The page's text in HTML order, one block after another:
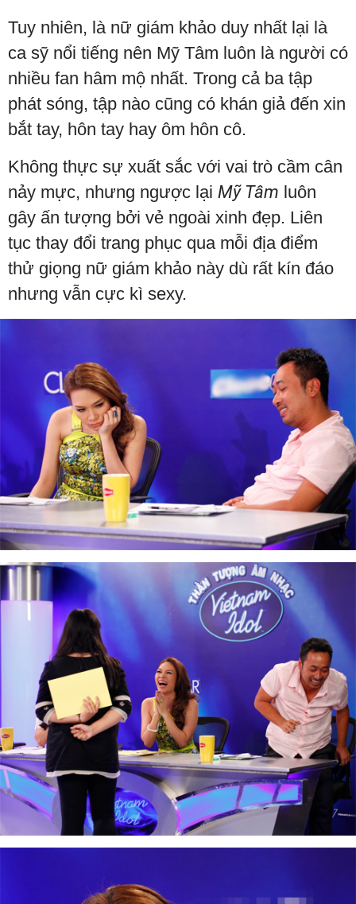
Tuy nhiên, là nữ giám khảo duy nhất lại là
ca sỹ nổi tiếng nên Mỹ Tâm luôn là người có
nhiều fan hâm mộ nhất. Trong cả ba tập
phát sóng, tập nào cũng có khán giả đến xin
bắt tay, hôn tay hay ôm hôn cô.
Không thực sự xuất sắc với vai trò cầm cân
nảy mực, nhưng ngược lại Mỹ Tâm luôn
gây ấn tượng bởi vẻ ngoài xinh đẹp. Liên
tục thay đổi trang phục qua mỗi địa điểm
thử giọng nữ giám khảo này dù rất kín đáo
nhưng vẫn cực kì sexy.